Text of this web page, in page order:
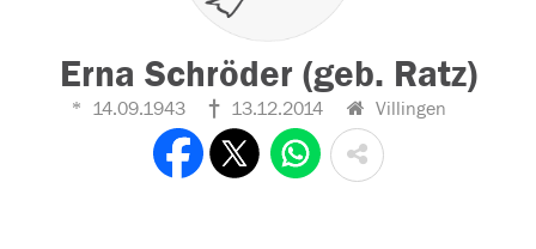
Erna Schröder (geb. Ratz)
14.09.1943 13.12.2014 Villingen